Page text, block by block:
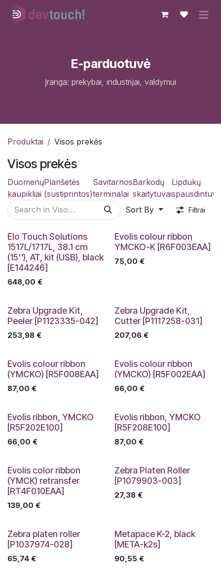
Skip to Content
E-parduotuvė
Įranga: prekybai, industrijai, valdymui
Produktai Visos prekės
Visos prekės
Duomenų
kaupikliai
Planšetės
(sustiprintos)
Savitarnos
terminalai
Barkodų
skaitytuvai
Lipdukų
Sort By
Filtrai
Elo Touch Solutions
1517L/1717L, 38.1 cm
(15''), AT, kit (USB), black
[E144246]
648,00 €
Evolis colour ribbon
YMCKO-K [R6F003EAA]
75,00 €
Zebra Upgrade Kit,
Peeler [P1123335-042]
253,98 €
Zebra Upgrade Kit,
Cutter [P1117258-031]
207,06€
Evolis colour ribbon
(YMCKO) [R5F008EAA]
87,00 €
Evolis colour ribbon
(YMCKO) [R5F002EAA]
66,00 €
Evolis ribbon, YMCKO
[R5F202E100]
66,00 €
Evolis ribbon, YMCKO
[R5F208E100]
87,00 €
Evolis color ribbon
(YMCK) retransfer
[RT4F010EAA]
139,00 €
Zebra Platen Roller
[P1079903-003]
27,38€
Zebra platen roller
[P1037974-028]
65,74 €
Metapace K-2, black
[META-k2s]
90,55€